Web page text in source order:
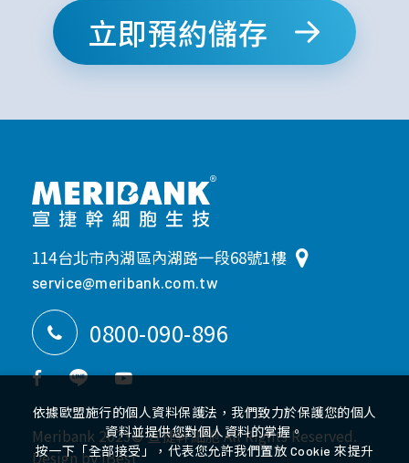
立即預約儲存
114台北市內湖區內湖路一段68號1樓
service@meribank.com.tw
0800-090-896
Meribank 2023© 宣捷幹細胞 All Rights Reserved.
Design byiBest
網站地圖 隱私權政策
Meribank 2023© 宣捷幹
細胞 All Rights Reserved.
依據歐盟施行的個人資料保護法，我們致力於保護您的個人
資料並提供您對個人資料的掌握。
按一下「全部接受」，代表您允許我們置放 Cookie 來提升